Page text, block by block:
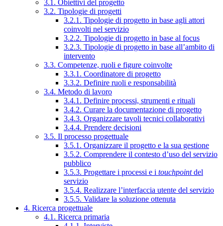
3.1. Obiettivi del progetto
3.2. Tipologie di progetti
3.2.1. Tipologie di progetto in base agli attori
coinvolti nel servizio
3.2.2. Tipologie di progetto in base al focus
3.2.3. Tipologie di progetto in base all’ambito di
intervento
3.3. Competenze, ruoli e figure coinvolte
3.3.1. Coordinatore di progetto
3.3.2. Definire ruoli e responsabilità
3.4. Metodo di lavoro
3.4.1. Definire processi, strumenti e rituali
3.4.2. Curare la documentazione di progetto
3.4.3. Organizzare tavoli tecnici collaborativi
3.4.4. Prendere decisioni
3.5. Il processo progettuale
3.5.1. Organizzare il progetto e la sua gestione
3.5.2. Comprendere il contesto d’uso del servizio
pubblico
3.5.3. Progettare i processi e i touchpointdel
servizio
3.5.4. Realizzare l’interfaccia utente del servizio
3.5.5. Validare la soluzione ottenuta
4. Ricerca progettuale
4.1. Ricerca primaria